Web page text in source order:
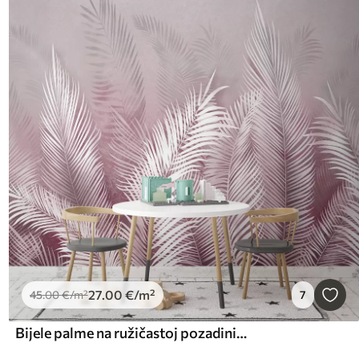
45.00€/m²27.00 €/m² 7
Bijele palme na ružičastoj pozadini. u ružičastim bojama